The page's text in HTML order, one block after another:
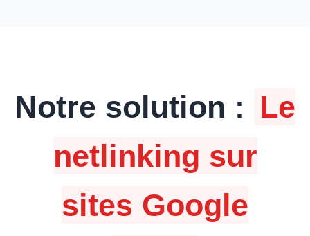
Notre solution : Le
netlinking sur
sites Google